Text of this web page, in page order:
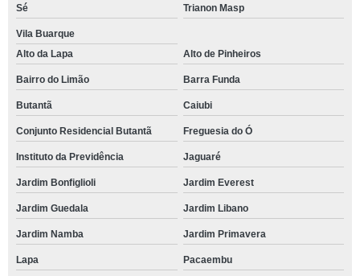
Sé Trianon Masp
Vila Buarque
Alto da Lapa
Alto de Pinheiros
Bairro do Limão Barra Funda
Butantã Caiubi
Conjunto Residencial Butantã Freguesia do Ó
Instituto da Previdência Jaguaré
Jardim Bonfiglioli Jardim Everest
Jardim Guedala Jardim Libano
Jardim Namba Jardim Primavera
Lapa Pacaembu